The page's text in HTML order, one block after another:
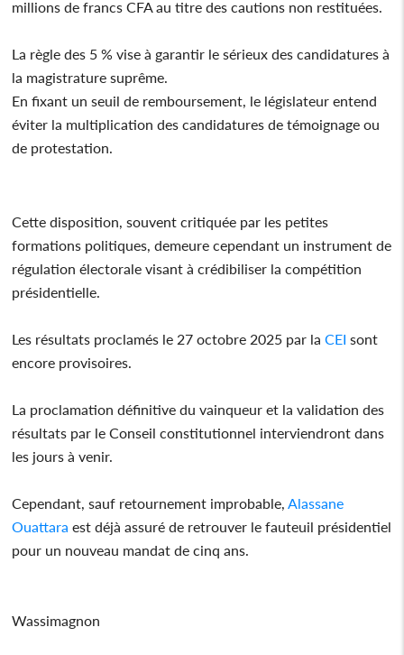
millions de francs CFA au titre des cautions non restituées.
La règle des 5 % vise à garantir le sérieux des candidatures à
la magistrature suprême.
En fixant un seuil de remboursement, le législateur entend
éviter la multiplication des candidatures de témoignage ou
de protestation.
Cette disposition, souvent critiquée par les petites
formations politiques, demeure cependant un instrument de
régulation électorale visant à crédibiliser la compétition
présidentielle.
Les résultats proclamés le 27 octobre 2025 par la CEI sont
encore provisoires.
La proclamation définitive du vainqueur et la validation des
résultats par le Conseil constitutionnel interviendront dans
les jours à venir.
Cependant, sauf retournement improbable, Alassane
Ouattara est déjà assuré de retrouver le fauteuil présidentiel
pour un nouveau mandat de cinq ans.
Wassimagnon